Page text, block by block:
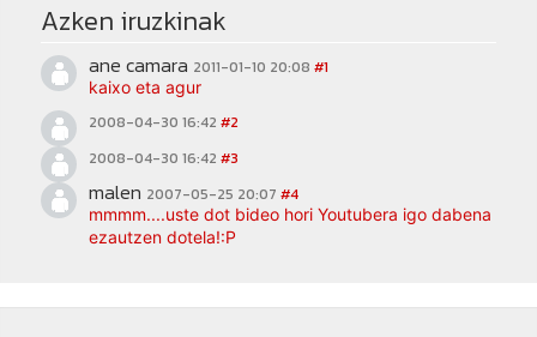
Azken iruzkinak
ane camara 2011-01-10 20:08 #1
kaixo eta agur
2008-04-30 16:42 #2
2008-04-30 16:42 #3
malen 2007-05-25 20:07 #4
mmmm....uste dot bideo hori Youtubera igo dabena
ezautzen dotela!:P